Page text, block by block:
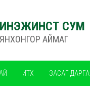
СУМ
АЙМАГ
ИТХ ЗАСАГ ДАРГА